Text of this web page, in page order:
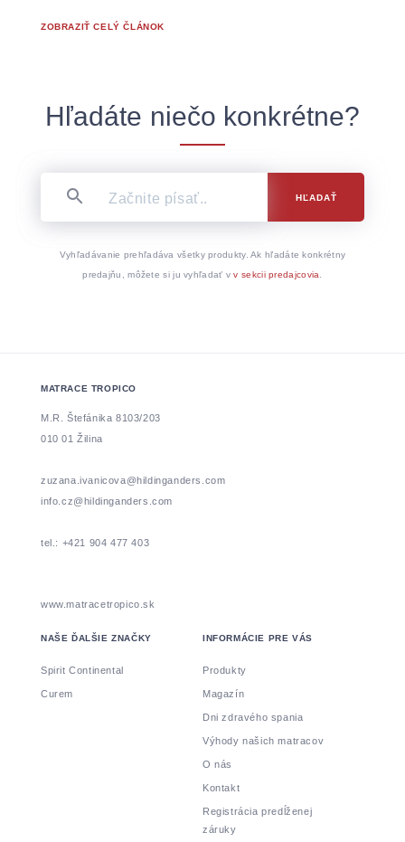
ZOBRAZIŤ CELÝ ČLÁNOK
Hľadáte niečo konkrétne?
HĽADAŤ
Vyhľadávanie prehľadáva všetky produkty. Ak hľadáte konkrétny
predajňu, môžete si ju vyhľadať vv sekcii predajcovia
MATRACE TROPICO
M.R. Štefánika 8103/203
010 01 Žilina
zuzana.ivanicova@hildinganders.com
info.cz@hildinganders.com
tel.: +421 904 477 403
www.matracetropico.sk
NAŠE ĎALŠIE ZNAČKY
Spirit Continental
Curem
INFORMÁCIE PRE VÁS
Produkty
Magazín
Dni zdravého spania
Výhody našich matracov
O nás
Kontakt
Registrácia predĺženej
záruky